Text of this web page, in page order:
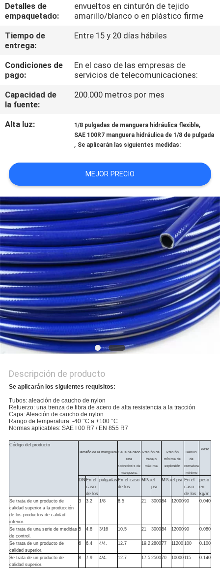
DE
CALIDAD
ÉNTRENOS
EN
CONTACTO
CON
UNA
CITA
NOTICIAS
Detalles de
empaquetado:
envueltos en cinturón de tejido
amarillo/blanco o en plástico firme
Tiempo de
entrega:
Entre 15 y 20 días hábiles
Condiciones de
pago:
En el caso de las empresas de
servicios de telecomunicaciones:
Capacidad de
la fuente:
200.000 metros por mes
Alta luz: 1/8 pulgadas de manguera hidráulica flexible,
SAE 100R7 manguera hidráulica de 1/8 de pulgada
, Se aplicarán las siguientes medidas:
MEJOR PRECIO
Descripción de producto
Se aplicarán los siguientes requisitos:
Tubos: aleación de caucho de nylon
Refuerzo: una trenza de fibra de acero de alta resistencia a la tracción
Capa: Aleación de caucho de nylon
Rango de temperatura: -40 °C a +100 °C
Normas aplicables: SAE I 00 R7 / EN 855 R7
Código del producto
Tamaño de la manguera Se le ha dado
una
sobredosis de
manguera.
Presión de
trabajo
máxima
Presión
mínima de
explosión
Radius
de
curvatura
mínimo
Peso
DN En el
caso
de los
pulgadas En el caso
de los
MPael
psi
MPael psi En el
caso
de los
peso
en
kg/m
Se trata de un producto de
calidad superior a la producción
de los productos de calidad
inferior.
3 3.2 1/8 8.5 21 300084 1200090 0.040
Se trata de una serie de medidas
de control.
5 4.8 3/16 10.5 21 300084 1200090 0.080
Se trata de un producto de
calidad superior.
6 6.4 4/4. 12.7 19.2 280077 11200 100 0.100
Se trata de un producto de
calidad superior.
8 7.9 4/4. 12.7 17.5 250070 10000 115 0.140